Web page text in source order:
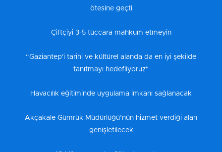
ötesine geçti
Çiftçiyi 3-5 tüccara mahkum etmeyin
“Gaziantep'i tarihi ve kültürel alanda da en iyi şekilde
tanıtmayı hedefliyoruz"
Havacılık eğitiminde uygulama imkanı sağlanacak
Akçakale Gümrük Müdürlüğü’nün hizmet verdiği alan
genişletilecek